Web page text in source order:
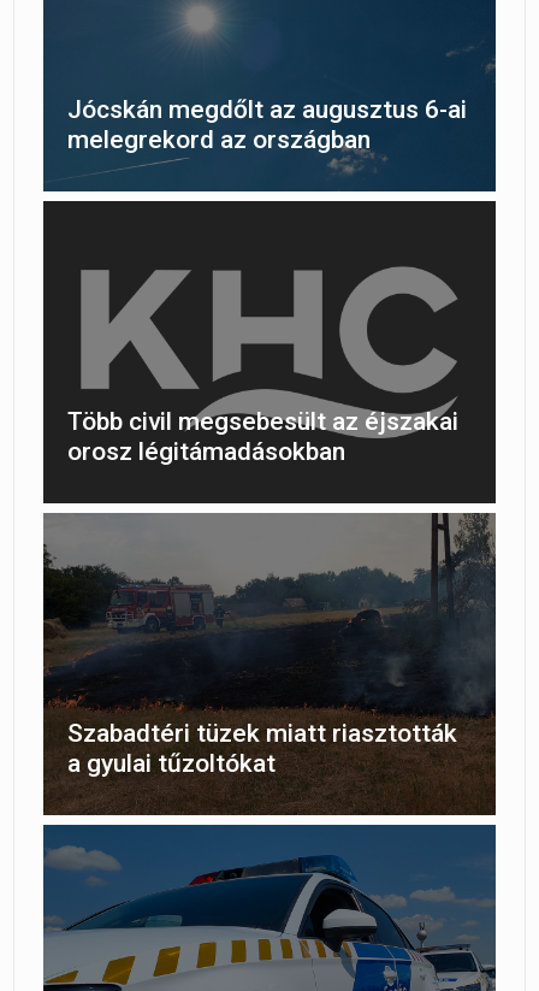
Jócskán megdőlt az augusztus 6-ai
melegrekord az országban
Több civil megsebesült az éjszakai
orosz légitámadásokban
Szabadtéri tüzek miatt riasztották
a gyulai tűzoltókat